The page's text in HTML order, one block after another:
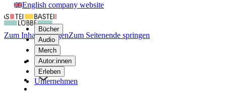
English company website
Bücher
Audio
Merch
Autor:innen
Erleben
Unternehmen
Zum Inhalt springenZum Seitenende springen